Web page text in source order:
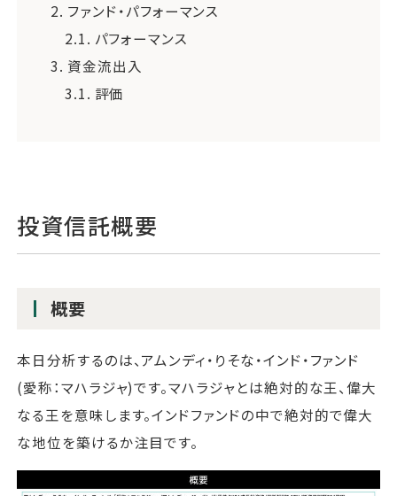
2. ファンド・パフォーマンス
2.1. パフォーマンス
3. 資金流出入
3.1. 評価
投資信託概要
概要
本日分析するのは、アムンディ・りそな・インド・ファンド
(愛称：マハラジャ)です。マハラジャとは絶対的な王、偉大
なる王を意味します。インドファンドの中で絶対的で偉大
な地位を築けるか注目です。